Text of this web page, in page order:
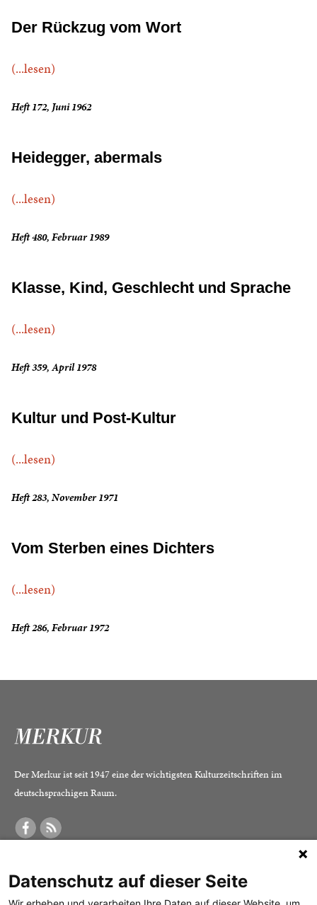
Der Rückzug vom Wort
(...lesen)
Heft 172, Juni 1962
Heidegger, abermals
(...lesen)
Heft 480, Februar 1989
Klasse, Kind, Geschlecht und Sprache
(...lesen)
Heft 359, April 1978
Kultur und Post-Kultur
(...lesen)
Heft 283, November 1971
Vom Sterben eines Dichters
(...lesen)
Heft 286, Februar 1972
Der Merkur ist seit 1947 eine der wichtigsten Kulturzeitschriften im
deutschsprachigen Raum.
Was ist der Merkur?
Alle Abos im Überblick Impressum
Datenschutz auf dieser Seite